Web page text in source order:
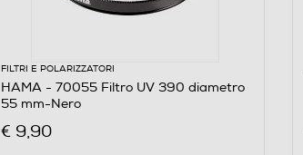
FILTRI E POLARIZZATORI
HAMA - 70055 Filtro UV 390 diametro
55 mm-Nero
€ 9,90